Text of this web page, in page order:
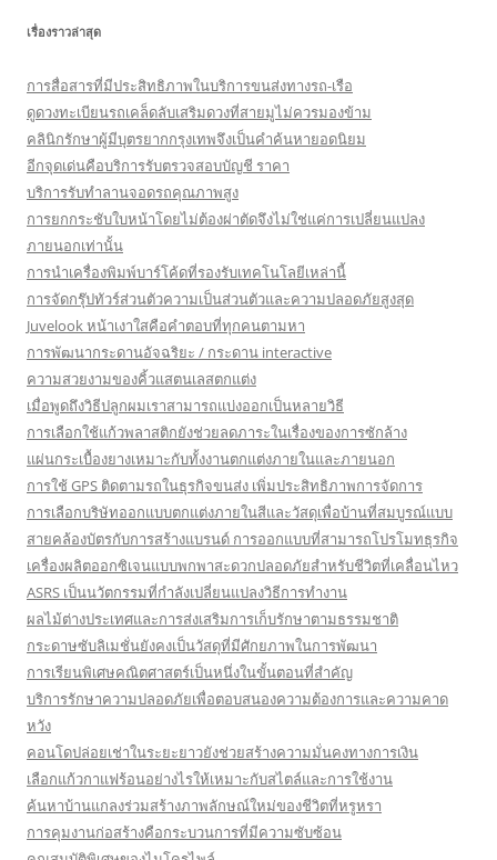
เรื่องราวล่าสุด
การสื่อสารที่มีประสิทธิภาพในบริการขนส่งทางรถ-เรือ
ดูดวงทะเบียนรถเคล็ดลับเสริมดวงที่สายมูไม่ควรมองข้าม
คลินิกรักษาผู้มีบุตรยากกรุงเทพจึงเป็นคำค้นหายอดนิยม
อีกจุดเด่นคือบริการรับตรวจสอบบัญชี ราคา
บริการรับทำลานจอดรถคุณภาพสูง
การยกกระชับใบหน้าโดยไม่ต้องผ่าตัดจึงไม่ใช่แค่การเปลี่ยนแปลง
ภายนอกเท่านั้น
การนำเครื่องพิมพ์บาร์โค้ดที่รองรับเทคโนโลยีเหล่านี้
การจัดกรุ๊ปทัวร์ส่วนตัวความเป็นส่วนตัวและความปลอดภัยสูงสุด
Juvelook หน้าเงาใสคือคำตอบที่ทุกคนตามหา
การพัฒนากระดานอัจฉริยะ / กระดาน interactive
ความสวยงามของคิ้วแสตนเลสตกแต่ง
เมื่อพูดถึงวิธีปลูกผมเราสามารถแบ่งออกเป็นหลายวิธี
การเลือกใช้แก้วพลาสติกยังช่วยลดภาระในเรื่องของการซักล้าง
แผ่นกระเบื้องยางเหมาะกับทั้งงานตกแต่งภายในและภายนอก
การใช้ GPS ติดตามรถในธุรกิจขนส่ง เพิ่มประสิทธิภาพการจัดการ
การเลือกบริษัทออกแบบตกแต่งภายในสีและวัสดุเพื่อบ้านที่สมบูรณ์แบบ
สายคล้องบัตรกับการสร้างแบรนด์ การออกแบบที่สามารถโปรโมทธุรกิจ
เครื่องผลิตออกซิเจนแบบพกพาสะดวกปลอดภัยสำหรับชีวิตที่เคลื่อนไหว
ASRS เป็นนวัตกรรมที่กำลังเปลี่ยนแปลงวิธีการทำงาน
ผลไม้ต่างประเทศและการส่งเสริมการเก็บรักษาตามธรรมชาติ
กระดาษซับลิเมชั่นยังคงเป็นวัสดุที่มีศักยภาพในการพัฒนา
การเรียนพิเศษคณิตศาสตร์เป็นหนึ่งในขั้นตอนที่สำคัญ
บริการรักษาความปลอดภัยเพื่อตอบสนองความต้องการและความคาด
หวัง
คอนโดปล่อยเช่าในระยะยาวยังช่วยสร้างความมั่นคงทางการเงิน
เลือกแก้วกาแฟร้อนอย่างไรให้เหมาะกับสไตล์และการใช้งาน
ค้นหาบ้านแกลงร่วมสร้างภาพลักษณ์ใหม่ของชีวิตที่หรูหรา
การคุมงานก่อสร้างคือกระบวนการที่มีความซับซ้อน